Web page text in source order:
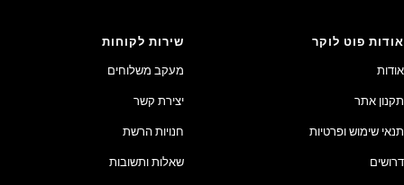
אודות פוט לוקר
אודות
תקנון אתר
תנאי שימוש ופרטיות
דרושים
שירות לקוחות
מעקב משלוחים
יצירת קשר
חנויות הרשת
שאלות ותשובות